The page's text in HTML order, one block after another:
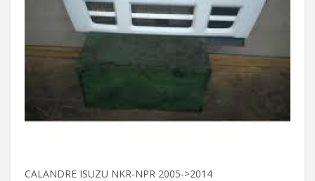
CALANDRE ISUZU NKR-NPR 2005->2014